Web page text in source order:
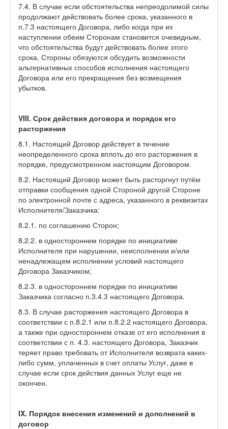
7.4. В случае если обстоятельства непреодолимой силы
продолжают действовать более срока, указанного в
п.7.3 настоящего Договора, либо когда при их
наступлении обеим Сторонам становится очевидным,
что обстоятельства будут действовать более этого
срока, Стороны обязуются обсудить возможности
альтернативных способов исполнения настоящего
Договора или его прекращения без возмещения
убытков.
VIII. Срок действия договора и порядок его
расторжения
8.1. Настоящий Договор действует в течение
неопределенного срока вплоть до его расторжения в
порядке, предусмотренном настоящим Договором.
8.2. Настоящий Договор может быть расторгнут путём
отправки сообщения одной Стороной другой Стороне
по электронной почте с адреса, указанного в реквизитах
Исполнителя/Заказчика:
8.2.1. по соглашению Сторон;
8.2.2. в одностороннем порядке по инициативе
Исполнителя при нарушении, неисполнении и/или
ненадлежащем исполнении условий настоящего
Договора Заказчиком;
8.2.3. в одностороннем порядке по инициативе
Заказчика согласно п.3.4.3 настоящего Договора.
8.3. В случае расторжения настоящего Договора в
соответствии с п.8.2.1 или п.8.2.2 настоящего Договора,
а также при одностороннем отказе от его исполнения в
соответствии с п. 4.3. настоящего Договора, Заказчик
теряет право требовать от Исполнителя возврата каких-
либо сумм, уплаченных в счет оплаты Услуг, даже в
случае если срок действия данных Услуг еще не
окончен.
IX. Порядок внесения изменений и дополнений в
договор